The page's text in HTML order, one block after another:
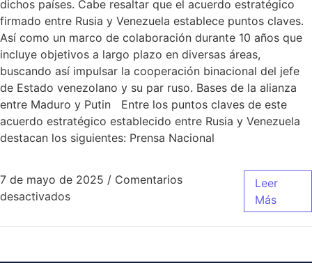
dichos países. Cabe resaltar que el acuerdo estratégico
firmado entre Rusia y Venezuela establece puntos claves.
Así como un marco de colaboración durante 10 años que
incluye objetivos a largo plazo en diversas áreas,
buscando así impulsar la cooperación binacional del jefe
de Estado venezolano y su par ruso. Bases de la alianza
entre Maduro y Putin Entre los puntos claves de este
acuerdo estratégico establecido entre Rusia y Venezuela
destacan los siguientes: Prensa Nacional
7 de mayo de 2025 / Comentarios
desactivados
Leer
Más